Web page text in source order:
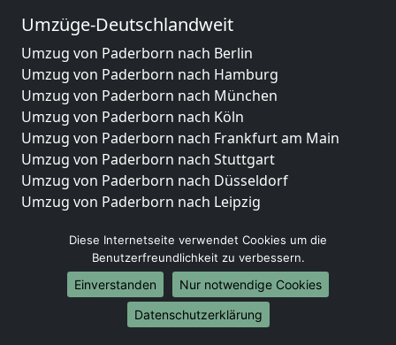
Umzüge-Deutschlandweit
Umzug von Paderborn nach Berlin
Umzug von Paderborn nach Hamburg
Umzug von Paderborn nach München
Umzug von Paderborn nach Köln
Umzug von Paderborn nach Frankfurt am Main
Umzug von Paderborn nach Stuttgart
Umzug von Paderborn nach Düsseldorf
Umzug von Paderborn nach Leipzig
Umzug von Paderborn nach Essen
Umzug von Paderborn nach Bremen
Umzug von Paderborn nach Dresden
Umzug von Paderborn nach Hannover
Umzug von Paderborn nach Nürnberg
Diese Internetseite verwendet Cookies um die
Benutzerfreundlichkeit zu verbessern.
Einverstanden
Nur notwendige Cookies
Datenschutzerklärung